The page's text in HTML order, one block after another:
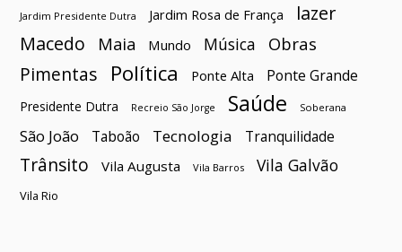
Jardim Presidente Dutra Jardim Rosa de França
lazer
Macedo
Maia Mundo Música Obras
Pimentas Política Ponte Alta Ponte Grande
Presidente Dutra Recreio São Jorge Saúde Soberana
São João Taboão Tecnologia Tranquilidade
Trânsito Vila Augusta Vila Barros Vila Galvão
Vila Rio